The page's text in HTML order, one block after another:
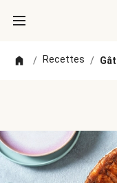
/ Recettes /